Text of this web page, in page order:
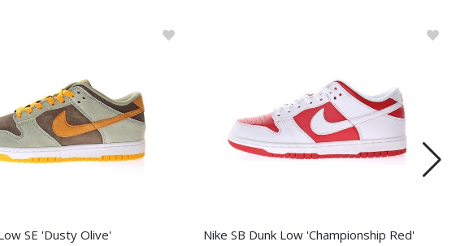
SE 'Dusty Olive' Nike SB Dunk Low 'Championship Red'